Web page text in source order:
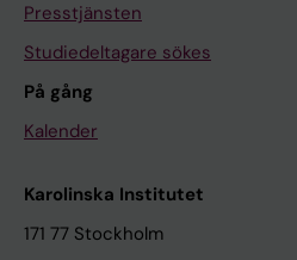
Presstjänsten
Studiedeltagare sökes
På gång
Kalender
Karolinska Institutet
171 77 Stockholm